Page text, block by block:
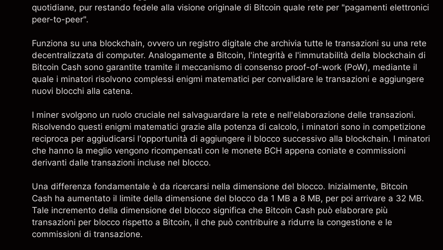
quotidiane, pur restando fedele alla visione originale di Bitcoin quale rete per "pagamenti elettronici
peer-to-peer".
Funziona su una blockchain, ovvero un registro digitale che archivia tutte le transazioni su una rete
decentralizzata di computer. Analogamente a Bitcoin, l'integrità e l'immutabilità della blockchain di
Bitcoin Cash sono garantite tramite il meccanismo di consenso proof-of-work (PoW), mediante il
quale i minatori risolvono complessi enigmi matematici per convalidare le transazioni e aggiungere
nuovi blocchi alla catena.
I miner svolgono un ruolo cruciale nel salvaguardare la rete e nell'elaborazione delle transazioni.
Risolvendo questi enigmi matematici grazie alla potenza di calcolo, i minatori sono in competizione
reciproca per aggiudicarsi l'opportunità di aggiungere il blocco successivo alla blockchain. I minatori
che hanno la meglio vengono ricompensati con le monete BCH appena coniate e commissioni
derivanti dalle transazioni incluse nel blocco.
Una differenza fondamentale è da ricercarsi nella dimensione del blocco. Inizialmente, Bitcoin
Cash ha aumentato il limite della dimensione del blocco da 1 MB a 8 MB, per poi arrivare a 32 MB.
Tale incremento della dimensione del blocco significa che Bitcoin Cash può elaborare più
transazioni per blocco rispetto a Bitcoin, il che può contribuire a ridurre la congestione e le
commissioni di transazione.